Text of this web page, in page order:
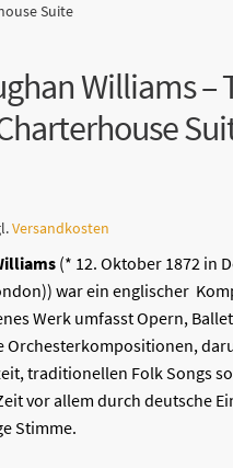
Suite
Williams –
Versandkosten
(* 12. Oktober 1872in
) war ein englischer
Werk umfasst Opern,
Orchesterkompositionen,
, traditionellen Folk Songs
vor allem durch deutsche
Stimme.